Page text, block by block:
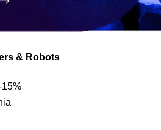
& Robots